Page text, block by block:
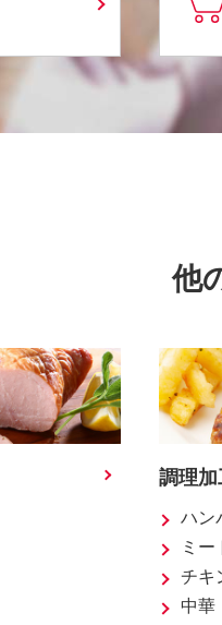
他
調理加
ハン
ミー
チキ
中華